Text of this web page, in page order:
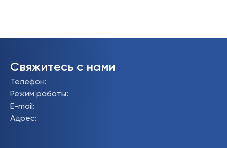
Свяжитесь с нами
Телефон:
Режим работы:
E-mail :
Адрес: